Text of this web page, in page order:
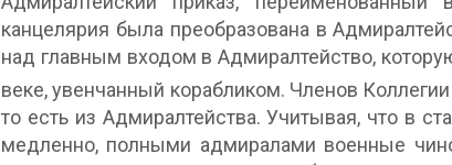
канцелярия была преобразована в
над главным входом в Адмиралтейство,
веке, увенчанный корабликом. Членов
то есть из Адмиралтейства. Учитывая, что в
медленно, полными адмиралами военные